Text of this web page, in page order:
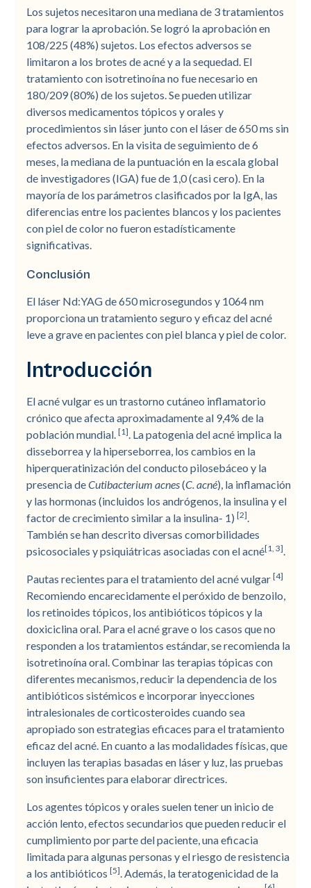
Los sujetos necesitaron una mediana de 3 tratamientos
para lograr la aprobación. Se logró la aprobación en
108/225 (48%) sujetos. Los efectos adversos se
limitaron a los brotes de acné y a la sequedad. El
tratamiento con isotretinoína no fue necesario en
180/209 (80%) de los sujetos. Se pueden utilizar
diversos medicamentos tópicos y orales y
procedimientos sin láser junto con el láser de 650 ms sin
efectos adversos. En la visita de seguimiento de 6
meses, la mediana de la puntuación en la escala global
de investigadores (IGA) fue de 1,0 (casi cero). En la
mayoría de los parámetros clasificados por la IgA, las
diferencias entre los pacientes blancos y los pacientes
con piel de color no fueron estadísticamente
significativas.
Conclusión
El láser Nd:YAG de 650 microsegundos y 1064 nm
proporciona un tratamiento seguro y eficaz del acné
leve a grave en pacientes con piel blanca y piel de color.
Introducción
El acné vulgar es un trastorno cutáneo inflamatorio
crónico que afecta aproximadamente al 9,4% de la
población mundial.[1] . La patogenia del acné implica la
disseborrea y la hiperseborrea, los cambios en la
hiperqueratinización del conducto pilosebáceo y la
presencia deCutibacterium acnes(C. acné), la inflamación
y las hormonas (incluidos los andrógenos, la insulina y el
factor de crecimiento similar a la insulina- 1)[2]
También se han descrito diversas comorbilidades
psicosociales y psiquiátricas asociadas con el acné[1, 3]
Pautas recientes para el tratamiento del acné vulgar[4]
Recomiendo encarecidamente el peróxido de benzoilo,
los retinoides tópicos, los antibióticos tópicos y la
doxiciclina oral. Para el acné grave o los casos que no
responden a los tratamientos estándar, se recomienda la
isotretinoína oral. Combinar las terapias tópicas con
diferentes mecanismos, reducir la dependencia de los
antibióticos sistémicos e incorporar inyecciones
intralesionales de corticosteroides cuando sea
apropiado son estrategias eficaces para el tratamiento
eficaz del acné. En cuanto a las modalidades físicas, que
incluyen las terapias basadas en láser y luz, las pruebas
son insuficientes para elaborar directrices.
Los agentes tópicos y orales suelen tener un inicio de
acción lento, efectos secundarios que pueden reducir el
cumplimiento por parte del paciente, una eficacia
limitada para algunas personas y el riesgo de resistencia
a los antibióticos[5] . Además, la teratogenicidad de la